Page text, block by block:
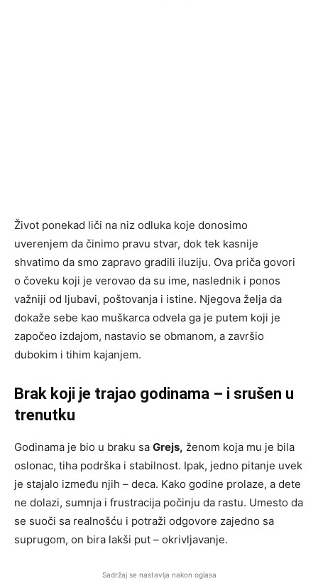
Život ponekad liči na niz odluka koje donosimo
uverenjem da činimo pravu stvar, dok tek kasnije
shvatimo da smo zapravo gradili iluziju. Ova priča govori
o čoveku koji je verovao da su ime, naslednik i ponos
važniji od ljubavi, poštovanja i istine. Njegova želja da
dokaže sebe kao muškarca odvela ga je putem koji je
započeo izdajom, nastavio se obmanom, a završio
dubokim i tihim kajanjem.
Brak koji je trajao godinama – i srušen u
trenutku
Godinama je bio u braku sa Grejs, ženom koja mu je bila
oslonac, tiha podrška i stabilnost. Ipak, jedno pitanje uvek
je stajalo između njih – deca. Kako godine prolaze, a dete
ne dolazi, sumnja i frustracija počinju da rastu. Umesto da
se suoči sa realnošću i potraži odgovore zajedno sa
suprugom, on bira lakši put – okrivljavanje.
Sadržaj se nastavlja nakon oglasa